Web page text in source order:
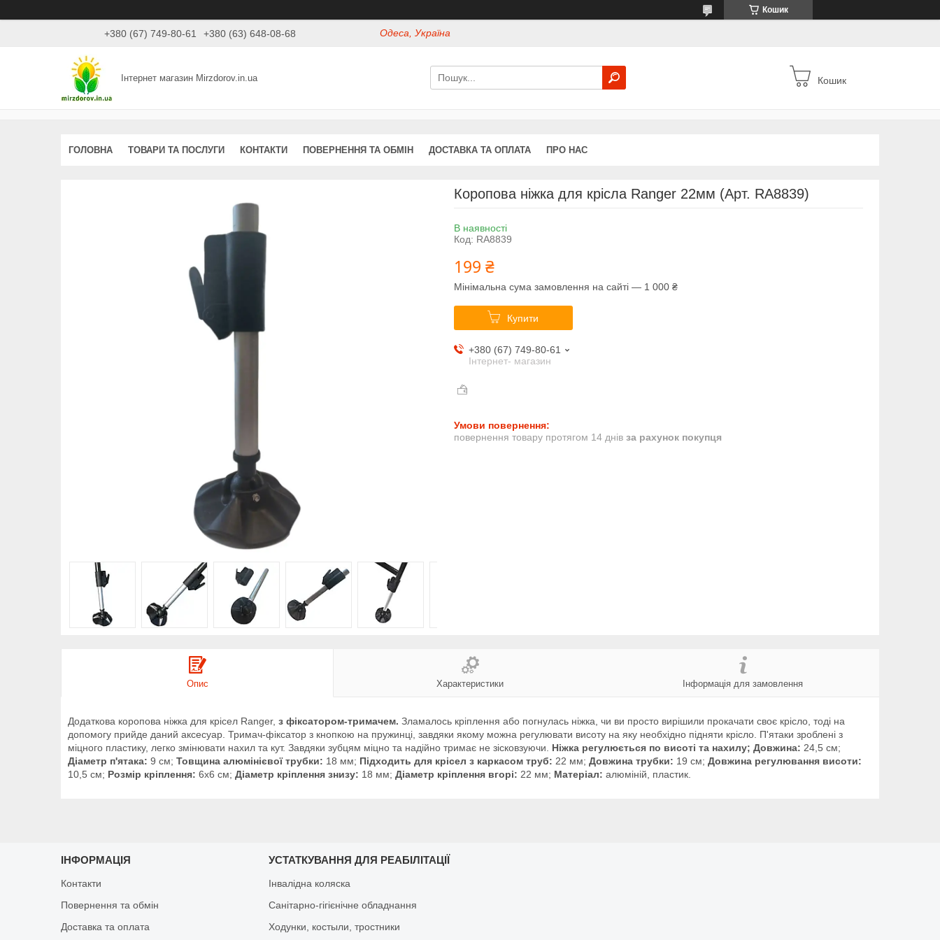
Кошик
+380 (67) 749-80-61 +380 (63) 648-08-68 Одеса, Україна
Інтернет магазин Mirzdorov.in.ua Кошик
ГОЛОВНА ТОВАРИ ТА ПОСЛУГИ КОНТАКТИ ПОВЕРНЕННЯ ТА ОБМІН ДОСТАВКА ТА ОПЛАТА ПРО НАС
Коропова ніжка для крісла Ranger 22мм (Арт. RA8839)
В наявності
Код: RA8839
199 ₴
Мінімальна сума замовлення на сайті — 1 000 ₴
Купити
+380 (67) 749-80-61
Інтернет- магазин
повернення товару протягом 14 днів за рахунок покупця
Опис Характеристики Інформація для замовлення
Додаткова коропова ніжка для крісел Ranger, з фіксатором-тримачем. Зламалось кріплення або погнулась ніжка, чи ви просто вирішили прокачати своє крісло, тоді на
допомогу прийде даний аксесуар. Тримач-фіксатор з кнопкою на пружинці, завдяки якому можна регулювати висоту на яку необхідно підняти крісло. П'ятаки зроблені з
міцного пластику, легко змінювати нахил та кут. Завдяки зубцям міцно та надійно тримає не зісковзуючи. Ніжка регулюється по висоті та нахилу; Довжина: 24,5 см;
Діаметр п'ятака: 9 см; Товщина алюмінієвої трубки: 18 мм; Підходить для крісел з каркасом труб: 22 мм; Довжина трубки: 19 см; Довжина регулювання висоти:
10,5 см; Розмір кріплення: 6х6 см; Діаметр кріплення знизу: 18 мм; Діаметр кріплення вгорі: 22 мм; Матеріал: алюміній, пластик.
ІНФОРМАЦІЯ
Контакти
Повернення та обмін
Доставка та оплата
УСТАТКУВАННЯ ДЛЯ РЕАБІЛІТАЦІЇ
Інвалідна коляска
Санітарно-гігієнічне обладнання
Ходунки, костыли, тростники